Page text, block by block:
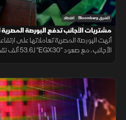
الشرق Bloomberg اقتصاد
يتألق
أنهت البورصة المصرية تعاملاتها على